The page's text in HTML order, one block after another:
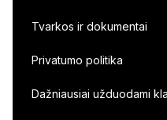
Tvarkos ir dokumentai
Privatumo politika
Dažniausiai užduodami